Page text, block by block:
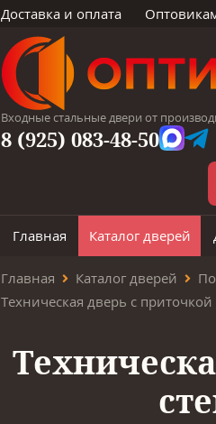
Доставка и оплата
Входные стальные двери от
8 (925) 083-48-50
Главная Каталог дверей
Главная Каталог дверей